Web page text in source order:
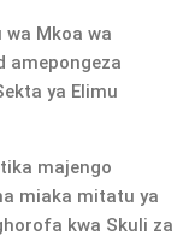
Mkoa wa
amepongeza
ya Elimu
majengo
miaka mitatu ya
kwa Skuli za